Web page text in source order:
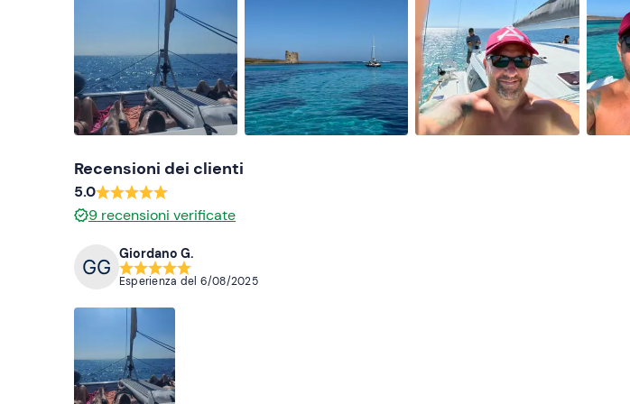
Recensioni dei clienti
5.0
9 recensioni verificate
Giordano G.
Esperienza del 6/08/2025